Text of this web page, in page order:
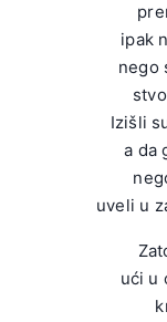
ipak
nego
Izišli
a da
uveli u
ući u